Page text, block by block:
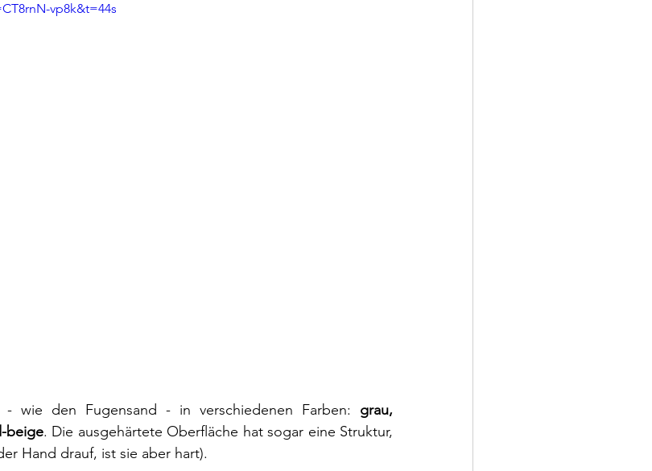
vp8k&t=44s
- wie den Fugensand - in verschiedenen Farben: grau,
beige. Die ausgehärtete Oberfläche hat sogar eine Struktur,
Hand drauf, ist sie aber hart).